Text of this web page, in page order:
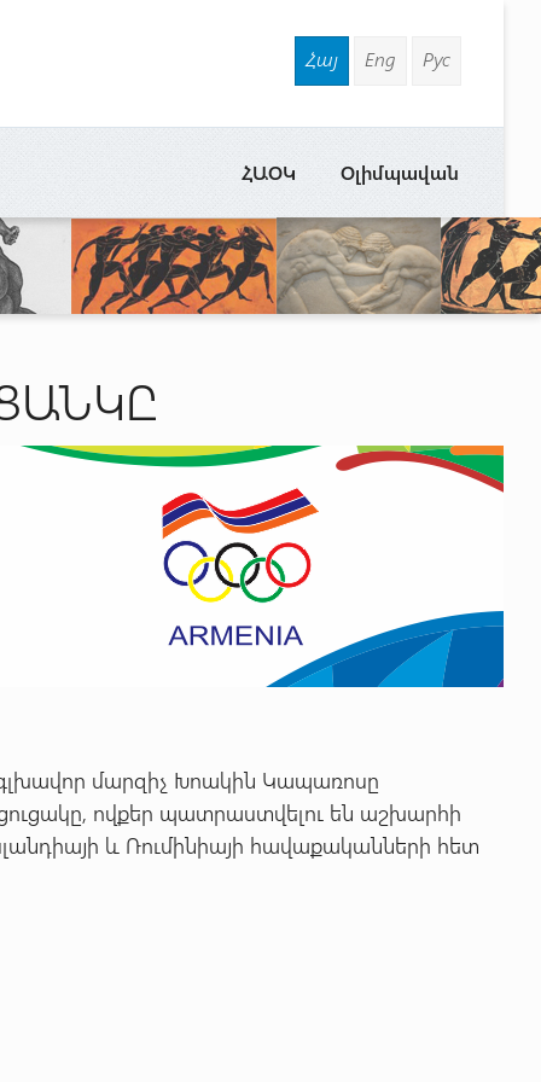
Հայ Eng Рус
Օլիմպավան
ՀԱՕԿ
մարզիչ Խոակին Կապառոսը
ովքեր պատրաստվելու են աշխարհի
և Ռումինիայի հավաքականների հետ